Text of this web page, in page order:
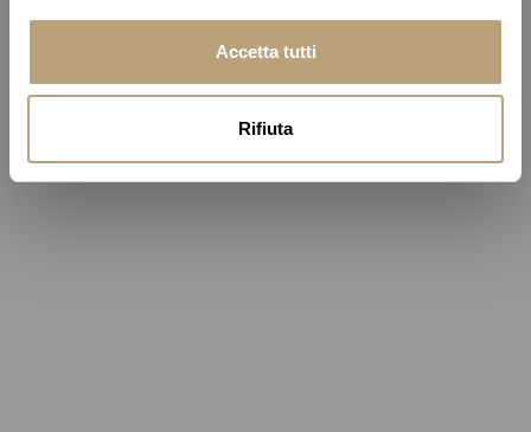
Accetta tutti
Rifiuta